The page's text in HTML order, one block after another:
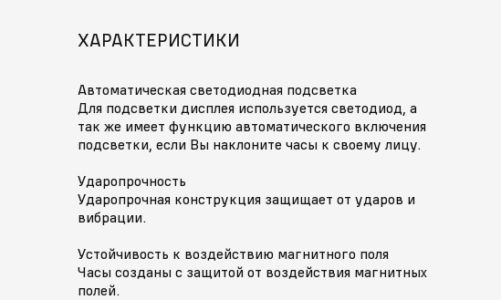
ХАРАКТЕРИСТИКИ
Автоматическая светодиодная подсветка
Для подсветки дисплея используется светодиод, а
так же имеет функцию автоматического включения
подсветки, если Вы наклоните часы к своему лицу.
Ударопрочность
Ударопрочная конструкция защищает от ударов и
вибрации.
Устойчивость к воздействию магнитного поля
Часы созданы с защитой от воздействия магнитных
полей.